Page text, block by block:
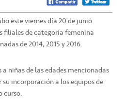
este viernes día 20 de junio
filiales de categoría femenina
de 2014, 2015 y 2016.
niñas de las edades mencionadas
incorporación a los equipos de
curso.